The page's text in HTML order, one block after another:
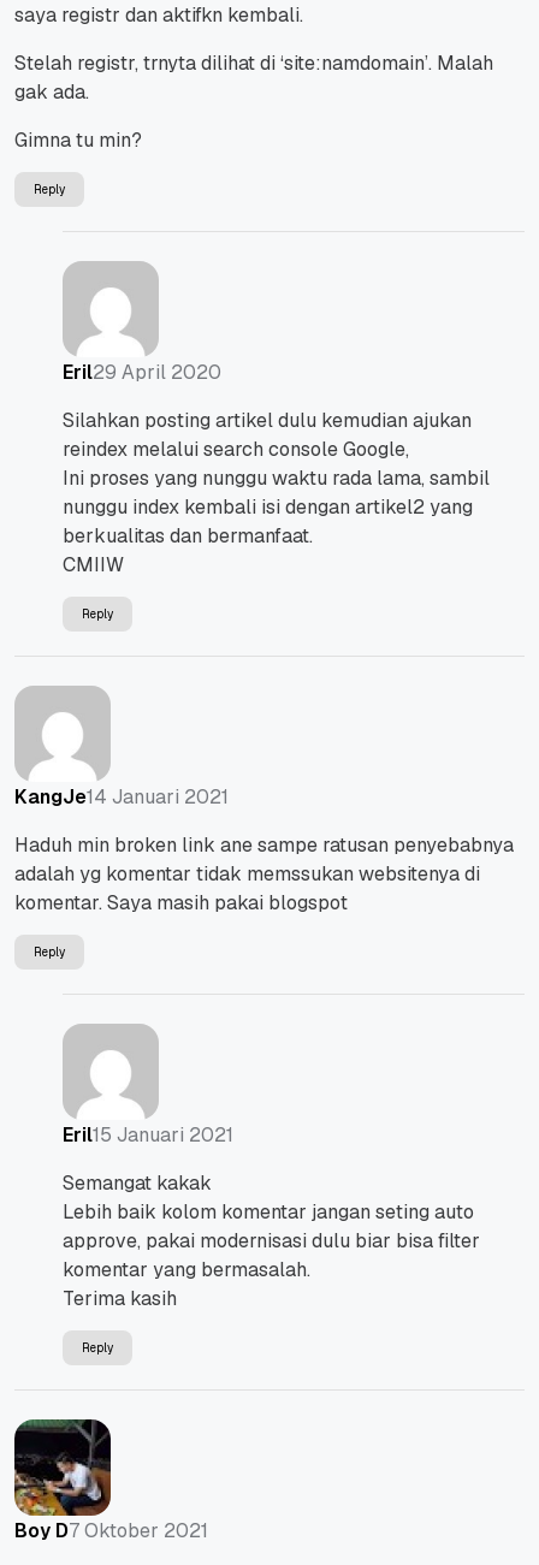
saya registr dan aktifkn kembali.
Stelah registr, trnyta dilihat di ‘site:namdomain’. Malah
gak ada.
Gimna tu min?
Reply
Eril29 April 2020
Silahkan posting artikel dulu kemudian ajukan
reindex melalui search console Google,
Ini proses yang nunggu waktu rada lama, sambil
nunggu index kembali isi dengan artikel2 yang
berkualitas dan bermanfaat.
CMIIW
Reply
KangJe14 Januari 2021
Haduh min broken link ane sampe ratusan penyebabnya
adalah yg komentar tidak memssukan websitenya di
komentar. Saya masih pakai blogspot
Reply
Eril15 Januari 2021
Semangat kakak
Lebih baik kolom komentar jangan seting auto
approve, pakai modernisasi dulu biar bisa filter
komentar yang bermasalah.
Terima kasih
Reply
Boy D7 Oktober 2021